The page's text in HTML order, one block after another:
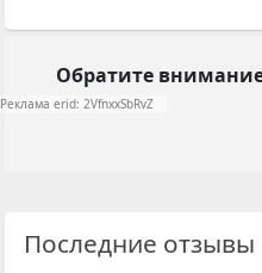
Обратите
Реклама erid: 2VfnxxSbRvZ
Последние отзывы